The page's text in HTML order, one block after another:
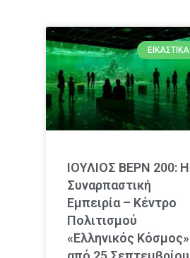
ΕΙΚΑΣΤΙΚΆ
ΙΟΥΛΙΟΣ ΒΕΡΝ 200: Η
Συναρπαστική
Εμπειρία – Κέντρο
Πολιτισμού
«Ελληνικός Κόσμος»